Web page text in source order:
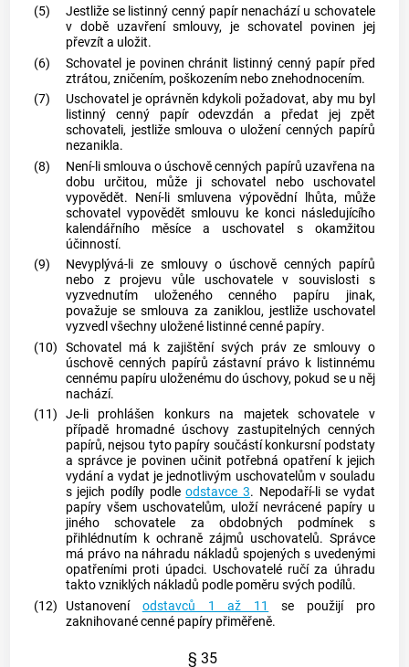
(5)
Jestliže se listinný cenný papírnenachází u schovatele
v době uzavření smlouvy, je schovatel povinen jej
převzít a uložit.
(6)
Schovatel je povinen chránit listinnýcenný papírpřed
ztrátou, zničením, poškozením nebo znehodnocením.
(7)
Uschovatel je oprávněn kdykoli požadovat, aby mu byl
listinný cenný papírodevzdán a předat jej zpět
schovateli, jestliže smlouva o uloženícenných papírů
nezanikla.
(8)
Není-li smlouva o úschověcenných papírů uzavřena na
dobu určitou, může ji schovatel nebo uschovatel
vypovědět. Není-li smluvena výpovědní lhůta, může
schovatel vypovědět smlouvu ke konci následujícího
kalendářního měsíce a uschovatel s okamžitou
účinností.
(9)
Nevyplývá-li ze smlouvy o úschově cenných papírů
nebo z projevu vůle uschovatele v souvislosti s
vyzvednutím uloženéhocenného papíru jinak,
považuje se smlouva za zaniklou, jestliže uschovatel
vyzvedl všechny uložené listinnécenné papíry.
(10) Schovatel má k zajištění svých práv ze smlouvy o
úschově cenných papírů zástavní právo k listinnému
cennému papíru uloženému do úschovy, pokud se u něj
nachází.
(11) Je-li prohlášen konkurs na majetek schovatele v
případě hromadné úschovy zastupitelných cenných
papírů, nejsou tyto papíry součástí konkursní podstaty
a správce je povinen učinit potřebná opatření k jejich
vydání a vydat je jednotlivým uschovatelům v souladu
s jejich podíly podleodstavce 3. Nepodaří-li se vydat
papíry všem uschovatelům, uloží nevrácené papíry u
jiného schovatele za obdobných podmínek s
přihlédnutím k ochraně zájmů uschovatelů. Správce
má právo na náhradu nákladů spojených s uvedenými
opatřeními proti úpadci. Uschovatelé ručí za úhradu
takto vzniklých nákladů podle poměru svých podílů.
(12)
Ustanovení odstavců 1 až 11
se použijí pro
zaknihovanécenné papírypřiměřeně.
§ 35